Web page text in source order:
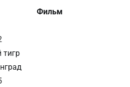
Фильм
тигр